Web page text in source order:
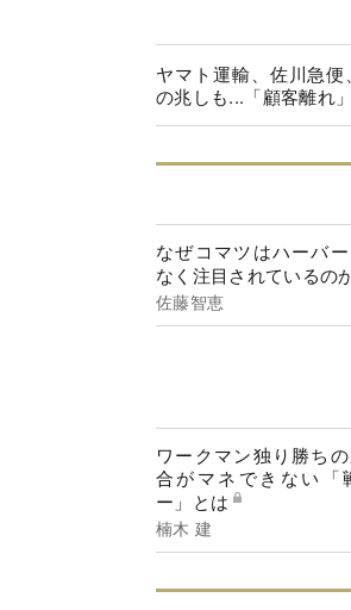
ヤマト運輸、佐川急
の兆しも...「顧客離れ
なぜコマツはハーバ
なく注目されているの
佐藤智恵
ワークマン独り勝ち
合がマネできない「
ー」とは
楠木 建